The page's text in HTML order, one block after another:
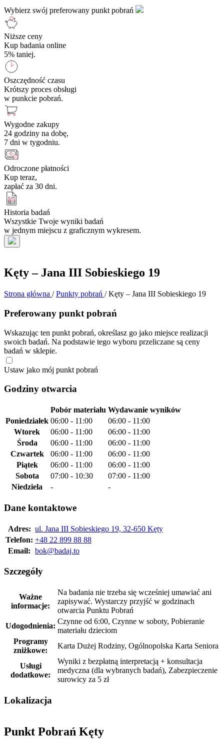
Wybierz swój preferowany punkt pobrań
Niższe ceny
Kup badania online
5% taniej.
Oszczędność czasu
Krótszy proces obsługi
w punkcie pobrań.
Wygodne zakupy
24 godziny na dobę,
7 dni w tygodniu.
Odroczone płatności
Kup teraz,
zapłać za 30 dni.
Historia badań
Wszystkie Twoje wyniki badań
w jednym miejscu z graficznym wykresem.
Kęty – Jana III Sobieskiego 19
Strona główna / Punkty pobrań / Kęty – Jana III Sobieskiego 19
Preferowany punkt pobrań
Wskazując ten punkt pobrań, określasz go jako miejsce realizacji
swoich badań. Na podstawie tego wyboru przeliczane są ceny
badań w sklepie.
Ustaw jako mój punkt pobrań
Godziny otwarcia
Pobór materiału Wydawanie wyników
Poniedziałek 06:00 - 11:00
06:00 - 11:00
Wtorek
06:00 - 11:00
06:00 - 11:00
Środa
06:00 - 11:00
06:00 - 11:00
Czwartek
06:00 - 11:00
06:00 - 11:00
Piątek
06:00 - 11:00
06:00 - 11:00
Sobota
07:00 - 10:30
07:00 - 11:00
Niedziela
- -
Dane kontaktowe
Adres: ul. Jana III Sobieskiego 19, 32-650 Kęty
Telefon: +48 22 899 88 88
Email: bok@badaj.to
Szczegóły
Ważne
informacje:
Na badania nie trzeba się wcześniej umawiać ani
zapisywać. Wystarczy przyjść w godzinach
otwarcia Punktu Pobrań
Udogodnienia:
Czynne od 6:00, Czynne w soboty, Pobieranie
materiału dzieciom
Programy
zniżkowe:
Karta Dużej Rodziny, Ogólnopolska Karta Seniora
Usługi
dodatkowe:
Wyniki z bezpłatną interpretacją + konsultacja
medyczna (dla wybranych badań), Zabezpieczenie
surowicy za 5 zł
Lokalizacja
Punkt Pobrań Kęty